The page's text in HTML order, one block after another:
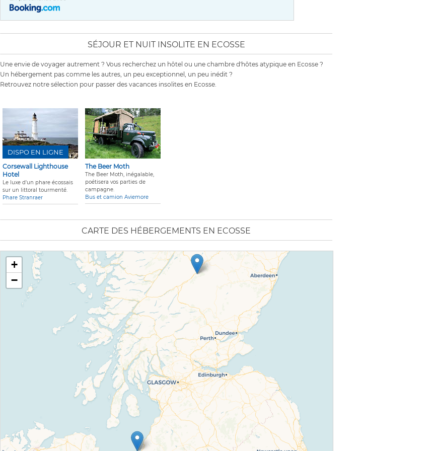
SÉJOUR ET NUIT INSOLITE EN ECOSSE
Une envie de voyager autrement ? Vous recherchez un hôtel ou une chambre d'hôtes atypique en Ecosse ?
Un hébergement pas comme les autres, un peu exceptionnel, un peu inédit ?
Retrouvez notre sélection pour passer des vacances insolites en Ecosse.
Corsewall Lighthouse
Hotel
Le luxe d'un phare écossais
sur un littoral tourmenté.
Phare Stranraer
DISPO EN LIGNE
The Beer Moth
The Beer Moth, inégalable,
poétisera vos parties de
campagne.
Bus et camion Aviemore
CARTE DES HÉBERGEMENTS EN ECOSSE
+
−